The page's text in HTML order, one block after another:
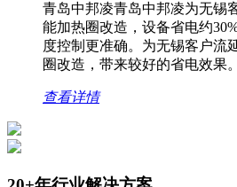
青岛中邦凌青岛中邦凌为无锡
能加热圈改造，设备省电约
度控制更准确。为无锡客户流
圈改造，带来较好的省电效果。
查看详情